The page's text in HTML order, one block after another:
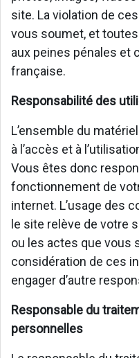
site. La violation de
vous soumet, et
aux peines pénales et
française.
Responsabilité des
L’ensemble du
à l’accès et à
Vous êtes donc
fonctionnement de
internet. L’usage des
le site relève de votre
ou les actes que vous
considération de ces
engager d’autre
Responsable du
personnelles